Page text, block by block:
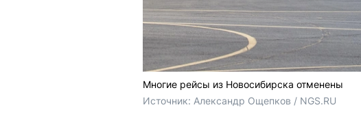
Многие рейсы из Новосибирска отменены
Источник: Александр Ощепков / NGS.RU